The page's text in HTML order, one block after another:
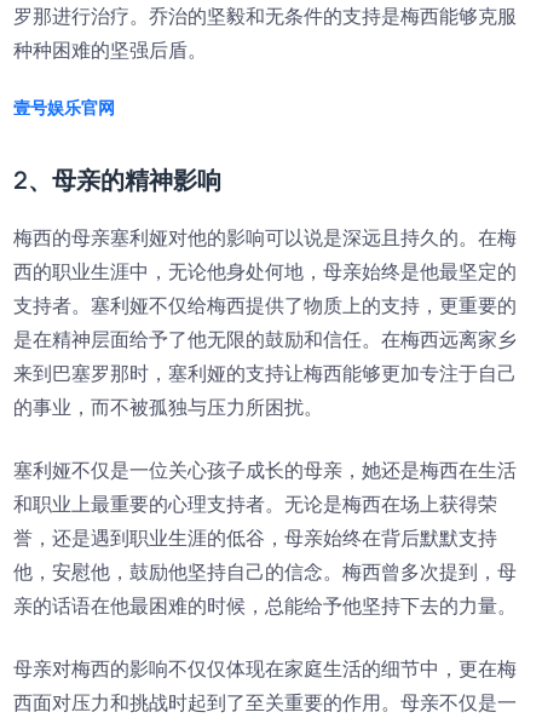
罗那进行治疗。乔治的坚毅和无条件的支持是梅西能够克服
种种困难的坚强后盾。
壹号娱乐官网
2、母亲的精神影响
梅西的母亲塞利娅对他的影响可以说是深远且持久的。在梅
西的职业生涯中，无论他身处何地，母亲始终是他最坚定的
支持者。塞利娅不仅给梅西提供了物质上的支持，更重要的
是在精神层面给予了他无限的鼓励和信任。在梅西远离家乡
来到巴塞罗那时，塞利娅的支持让梅西能够更加专注于自己
的事业，而不被孤独与压力所困扰。
塞利娅不仅是一位关心孩子成长的母亲，她还是梅西在生活
和职业上最重要的心理支持者。无论是梅西在场上获得荣
誉，还是遇到职业生涯的低谷，母亲始终在背后默默支持
他，安慰他，鼓励他坚持自己的信念。梅西曾多次提到，母
亲的话语在他最困难的时候，总能给予他坚持下去的力量。
母亲对梅西的影响不仅仅体现在家庭生活的细节中，更在梅
西面对压力和挑战时起到了至关重要的作用。母亲不仅是一